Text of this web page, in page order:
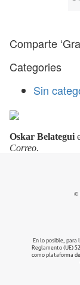
Comparte
Categories
Sin
Oskar Belategui
Correo.
©
En lo posible, para
Reglamento (UE)
como plataforma